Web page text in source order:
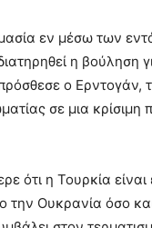
εν μέσω των
η βούληση
ο Ερντογάν,
σε μια κρίσιμη
ότι η Τουρκία είναι
την Ουκρανία όσο